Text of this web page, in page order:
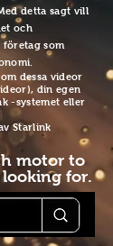
detta sagt vill
och
företag som
dessa videor
din egen
-systemet eller
Starlink
motor to
for.